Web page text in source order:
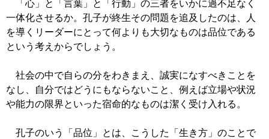
「心」と「言葉」と「行動」の三者をいかに過不足なく
一体化させるか。孔子が終生その問題を追及したのは、人
を導くリーダーにとって何よりも大切なものは品位である
という考えからでしょう。
社会の中で自らの分をわきまえ、誠実になすべきことを
なし、自分ではどうにもならないこと、例えば立場や状況
や能力の限界といった宿命的なものは潔く受け入れる。
孔子のいう「品位」とは、こうした「生き方」のことで